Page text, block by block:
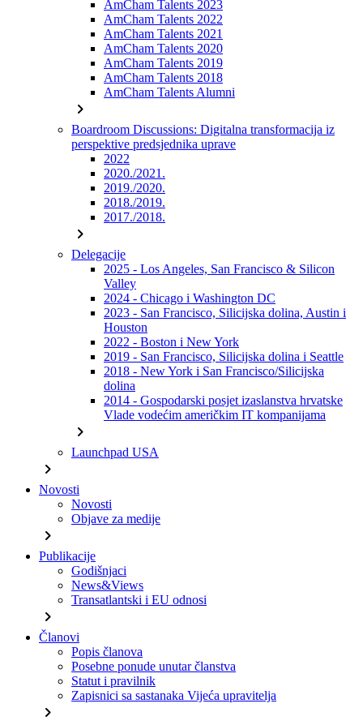
AmCham Talents 2023
AmCham Talents 2022
AmCham Talents 2021
AmCham Talents 2020
AmCham Talents 2019
AmCham Talents 2018
AmCham Talents Alumni
chevron_right
Boardroom Discussions: Digitalna transformacija iz
perspektive predsjednika uprave
2022
2020./2021.
2019./2020.
2018./2019.
2017./2018.
chevron_right
Delegacije
2025 - Los Angeles, San Francisco & Silicon
Valley
2024 - Chicago i Washington DC
2023 - San Francisco, Silicijska dolina, Austin i
Houston
2022 - Boston i New York
2019 - San Francisco, Silicijska dolina i Seattle
2018 - New York i San Francisco/Silicijska
dolina
2014 - Gospodarski posjet izaslanstva hrvatske
Vlade vodećim američkim IT kompanijama
chevron_right
Launchpad USA
chevron_right
Novosti
Novosti
Objave za medije
chevron_right
Publikacije
Godišnjaci
News&Views
Transatlantski i EU odnosi
chevron_right
Članovi
Popis članova
Posebne ponude unutar članstva
Statut i pravilnik
Zapisnici sa sastanaka Vijeća upravitelja
chevron_right